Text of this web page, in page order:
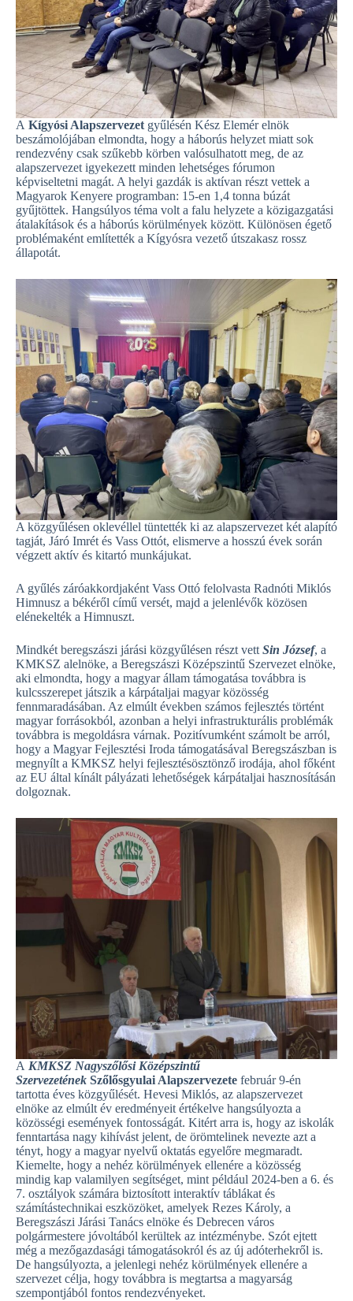
A Kígyósi Alapszervezet gyűlésén Kész Elemér elnök
beszámolójában elmondta, hogy a háborús helyzet miatt sok
rendezvény csak szűkebb körben valósulhatott meg, de az
alapszervezet igyekezett minden lehetséges fórumon
képviseltetni magát. A helyi gazdák is aktívan részt vettek a
Magyarok Kenyere programban: 15-en 1,4 tonna búzát
gyűjtöttek. Hangsúlyos téma volt a falu helyzete a közigazgatási
átalakítások és a háborús körülmények között. Különösen égető
problémaként említették a Kígyósra vezető útszakasz rossz
állapotát.
A közgyűlésen oklevéllel tüntették ki az alapszervezet két alapító
tagját, Járó Imrét és Vass Ottót, elismerve a hosszú évek során
végzett aktív és kitartó munkájukat.
A gyűlés záróakkordjaként Vass Ottó felolvasta Radnóti Miklós
Himnusz a békéről című versét, majd a jelenlévők közösen
elénekelték a Himnuszt.
Mindkét beregszászi járási közgyűlésen részt vett Sin József, a
KMKSZ alelnöke, a Beregszászi Középszintű Szervezet elnöke,
aki elmondta, hogy a magyar állam támogatása továbbra is
kulcsszerepet játszik a kárpátaljai magyar közösség
fennmaradásában. Az elmúlt években számos fejlesztés történt
magyar forrásokból, azonban a helyi infrastrukturális problémák
továbbra is megoldásra várnak. Pozitívumként számolt be arról,
hogy a Magyar Fejlesztési Iroda támogatásával Beregszászban is
megnyílt a KMKSZ helyi fejlesztésösztönző irodája, ahol főként
az EU által kínált pályázati lehetőségek kárpátaljai hasznosításán
dolgoznak.
A KMKSZ Nagyszőlősi Középszintű
Szervezetének Szőlősgyulai Alapszervezete február 9-én
tartotta éves közgyűlését. Hevesi Miklós, az alapszervezet
elnöke az elmúlt év eredményeit értékelve hangsúlyozta a
közösségi események fontosságát. Kitért arra is, hogy az iskolák
fenntartása nagy kihívást jelent, de örömtelinek nevezte azt a
tényt, hogy a magyar nyelvű oktatás egyelőre megmaradt.
Kiemelte, hogy a nehéz körülmények ellenére a közösség
mindig kap valamilyen segítséget, mint például 2024-ben a 6. és
7. osztályok számára biztosított interaktív táblákat és
számítástechnikai eszközöket, amelyek Rezes Károly, a
Beregszászi Járási Tanács elnöke és Debrecen város
polgármestere jóvoltából kerültek az intézménybe. Szót ejtett
még a mezőgazdasági támogatásokról és az új adóterhekről is.
De hangsúlyozta, a jelenlegi nehéz körülmények ellenére a
szervezet célja, hogy továbbra is megtartsa a magyarság
szempontjából fontos rendezvényeket.